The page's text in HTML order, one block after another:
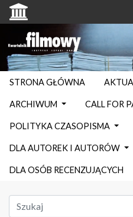
STRONA GŁÓWNA
ARCHIWUM CALL FOR
POLITYKA CZASOPISMA
DLA AUTOREK I AUTORÓW
DLA OSÓB RECENZUJĄCYCH